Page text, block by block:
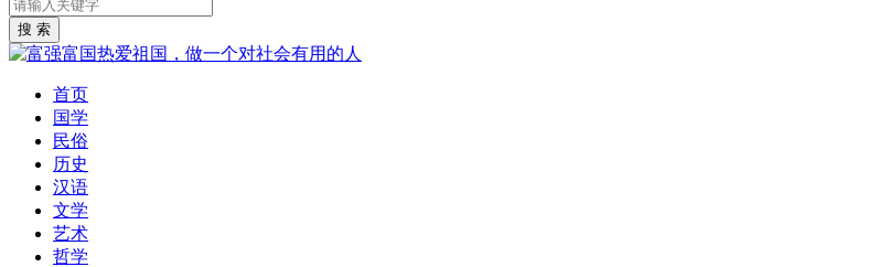
首页
国学
民俗
历史
汉语
文学
艺术
哲学